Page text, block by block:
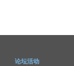
论坛活动